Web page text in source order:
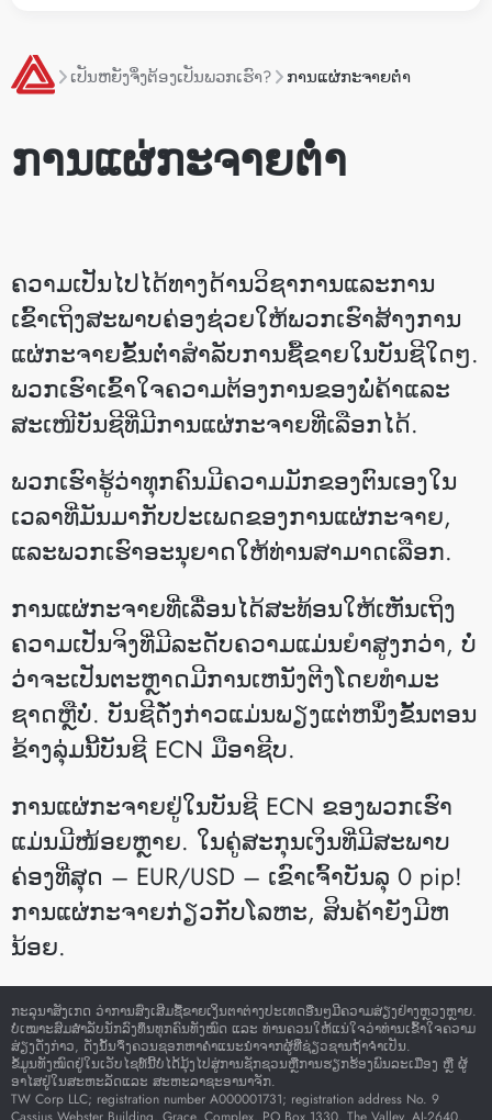
ເປັນຫຍັງຈຶ່ງຕ້ອງເປັນພວກເຮົາ? ການແຜ່ກະຈາຍຕໍ່າ
ການແຜ່ກະຈາຍຕໍ່າ
ຄວາມເປັນໄປໄດ້ທາງດ້ານວິຊາການແລະການ
ເຂົ້າເຖິງສະພາບຄ່ອງຊ່ວຍໃຫ້ພວກເຮົາສ້າງການ
ແຜ່ກະຈາຍຂັ້ນຕ່ໍາສໍາລັບການຊື້ຂາຍໃນບັນຊີໃດໆ.
ພວກເຮົາເຂົ້າໃຈຄວາມຕ້ອງການຂອງພໍ່ຄ້າແລະ
ສະເໜີບັນຊີທີ່ມີການແຜ່ກະຈາຍທີ່ເລືອກໄດ້.
ພວກເຮົາຮູ້ວ່າທຸກຄົນມີຄວາມມັກຂອງຕົນເອງໃນ
ເວລາທີ່ມັນມາກັບປະເພດຂອງການແຜ່ກະຈາຍ,
ແລະພວກເຮົາອະນຸຍາດໃຫ້ທ່ານສາມາດເລືອກ.
ການແຜ່ກະຈາຍທີ່ເລື່ອນໄດ້ສະທ້ອນໃຫ້ເຫັນເຖິງ
ຄວາມເປັນຈິງທີ່ມີລະດັບຄວາມແມ່ນຍໍາສູງກວ່າ, ບໍ່
ວ່າຈະເປັນຕະຫຼາດມີການເຫນັງຕີງໂດຍທໍາມະ
ຊາດຫຼືບໍ່. ບັນຊີດັ່ງກ່າວແມ່ນພຽງແຕ່ຫນຶ່ງຂັ້ນຕອນ
ຂ້າງລຸ່ມນີ້ບັນຊີ ECN ມືອາຊີບ.
ການແຜ່ກະຈາຍຢູ່ໃນບັນຊີ ECN ຂອງພວກເຮົາ
ແມ່ນມີໜ້ອຍຫຼາຍ. ໃນຄູ່ສະກຸນເງິນທີ່ມີສະພາບ
ຄ່ອງທີ່ສຸດ – EUR/USD – ເຂົາເຈົ້າບັນລຸ 0 pip!
ການແຜ່ກະຈາຍກ່ຽວກັບໂລຫະ, ສິນຄ້າຍັງມີຫ
ນ້ອຍ.
ກະລຸນາສັງເກດ ວ່າການສົ່ງເສີມຊື້ຂາຍເງິນຕາຕ່າງປະເທດອື່ນໆມີຄວາມສ່ຽງຢ່າງຫຼວງຫຼາຍ.
ບໍ່ເໝາະສົມສໍາລັບນັກລົງທຶນທຸກຄົນທັງໝົດ ແລະ ທ່ານຄວນໃຫ້ແນ່ໃຈວ່າທ່ານເຂົ້າໃຈຄວາມ
ສ່ຽງດັ່ງກ່າວ, ດັ່ງນັ້ນຈຶ່ງຄວນຊອກຫາຄໍາແນະນໍາຈາກຜູ້ທີ່ຊ່ຽວຊານຖ້າຈໍາເປັນ.
ຂໍ້ມູນທັງໝົດຢູ່ໃນເວັບໄຊທ໌ນີ້ບໍ່ໄດ້ມຸ້ງໄປສູ່ການຊັກຊວນຫຼືການຮຽກຮ້ອງພົນລະເມືອງ ຫຼື ຜູ້
ອາໄສຢູ່ໃນສະຫະລັດແລະ ສະຫະລາຊະອານາຈັກ.
TW Corp LLC; registration number A000001731; registration address No. 9